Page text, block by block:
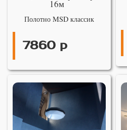
16м
Полотно MSD классик
7860 р